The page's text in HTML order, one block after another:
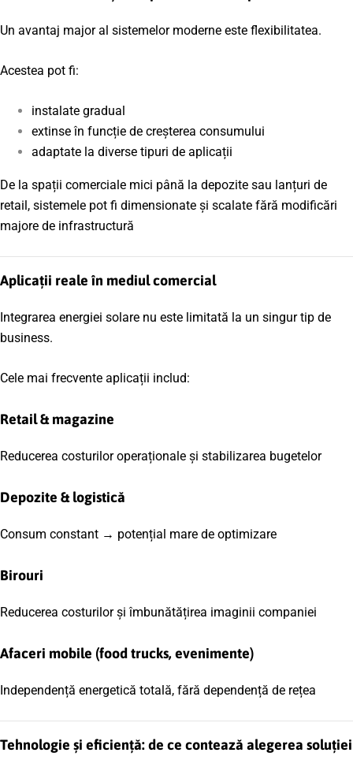
Un avantaj major al sistemelor moderne este flexibilitatea.
Acestea pot fi:
instalate gradual
extinse în funcție de creșterea consumului
adaptate la diverse tipuri de aplicații
De la spații comerciale mici până la depozite sau lanțuri de
retail, sistemele pot fi dimensionate și scalate fără modificări
majore de infrastructură
Aplicații reale în mediul comercial
Integrarea energiei solare nu este limitată la un singur tip de
business.
Cele mai frecvente aplicații includ:
Retail & magazine
Reducerea costurilor operaționale și stabilizarea bugetelor
Depozite & logistică
Consum constant → potențial mare de optimizare
Birouri
Reducerea costurilor și îmbunătățirea imaginii companiei
Afaceri mobile (food trucks, evenimente)
Independență energetică totală, fără dependență de rețea
Tehnologie și eficiență: de ce contează alegerea soluției